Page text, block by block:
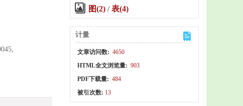
图(2) /表(4)
计量
文章访问数: 4650
HTML全文浏览量: 903
PDF下载量: 484
被引次数: 13